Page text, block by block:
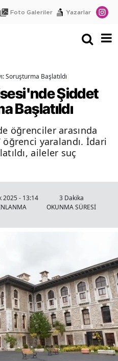
Foto Galeriler Yazarlar
Soruşturma Başlatıldı
Şiddet
Başlatıldı
öğrenciler arasında
öğrenci yaralandı. İdari
aileler suç
2025 - 13:14
3 Dakika
OKUNMA SÜRESİ